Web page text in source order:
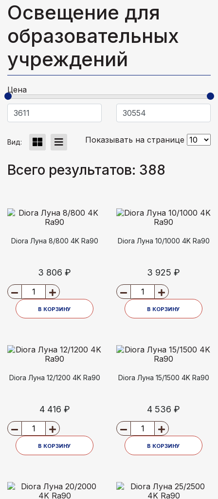
Освещение для
образовательных
учреждений
Цена
Вид: Показывать на странице
Всего результатов: 388
Diora Луна 8/800 4K Ra90
3 806 ₽
В КОРЗИНУ
Diora Луна 10/1000 4K Ra90
3 925 ₽
В КОРЗИНУ
Diora Луна 12/1200 4K Ra90
4 416 ₽
В КОРЗИНУ
Diora Луна 15/1500 4K Ra90
4 536 ₽
В КОРЗИНУ